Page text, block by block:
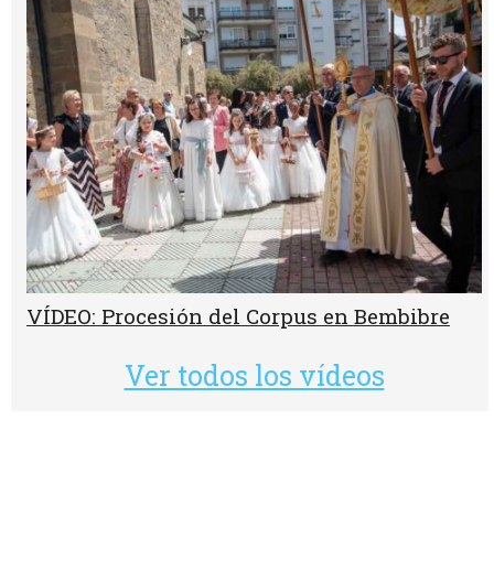
VÍDEO: Procesión del Corpus en Bembibre
Ver todos los vídeos